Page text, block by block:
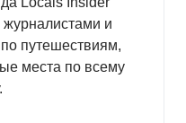
журналистами и
путешествиям,
места по всему